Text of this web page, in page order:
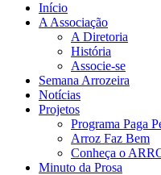
Início
A Associação
A Diretoria
História
Associe-se
Semana Arrozeira
Notícias
Projetos
Programa Paga
Arroz Faz Bem
Conheça o
Minuto da Prosa